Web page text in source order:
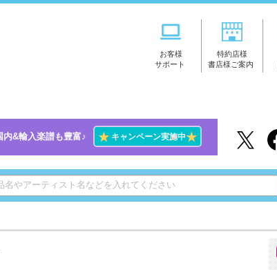
お客様
サポート
特約店様
書店様ご案内
内&輸入楽譜も豊富♪ ★キャンペーン実施中★